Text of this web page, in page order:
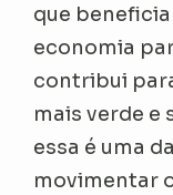
que
economia
contribui
mais verde e
essa é uma
movimentar